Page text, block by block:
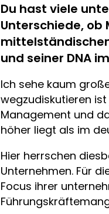
Du hast viele
Unterschiede, ob
und seiner DNA
Ich sehe kaum
wegzudiskutieren
Management und
höher liegt als im
Hier herrschen
Unternehmen. Für
Focus ihrer